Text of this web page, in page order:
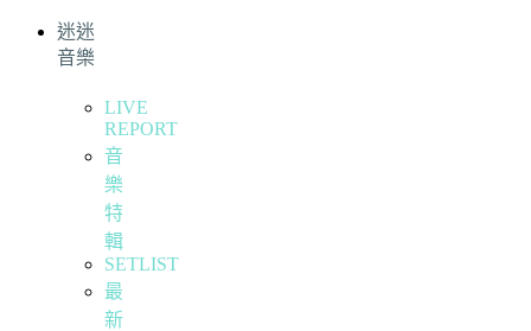
迷迷
音樂
LIVE
REPORT
音
樂
特
輯
SETLIST
最
新